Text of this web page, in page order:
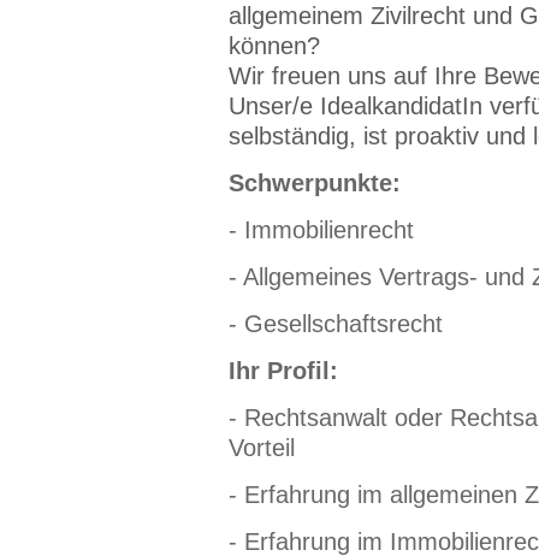
allgemeinem Zivilrecht und
können?
Wir freuen uns auf Ihre
Unser/e IdealkandidatIn
selbständig, ist proaktiv und
Schwerpunkte:
- Immobilienrecht
- Allgemeines Vertrags- und
- Gesellschaftsrecht
Ihr Profil:
- Rechtsanwalt oder
Vorteil
- Erfahrung im allgemeinen
- Erfahrung im